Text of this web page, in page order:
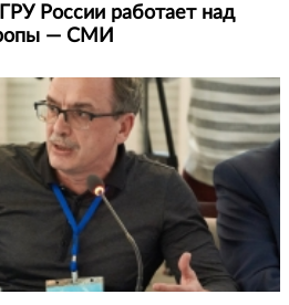
России работает над
— СМИ